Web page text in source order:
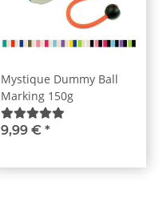
Mystique Dummy Ball
Marking 150g
9,99 € *